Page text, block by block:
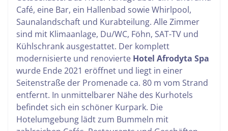
Café, eine Bar, ein Hallenbad sowie Whirlpool,
Saunalandschaft und Kurabteilung. Alle Zimmer
sind mit Klimaanlage, Du/WC, Föhn, SAT-TV und
Kühlschrank ausgestattet. Der komplett
modernisierte und renovierte Hotel Afrodyta Spa
wurde Ende 2021 eröffnet und liegt in einer
Seitenstraße der Promenade ca. 80 m vom Strand
entfernt. In unmittelbarer Nähe des Kurhotels
befindet sich ein schöner Kurpark. Die
Hotelumgebung lädt zum Bummeln mit